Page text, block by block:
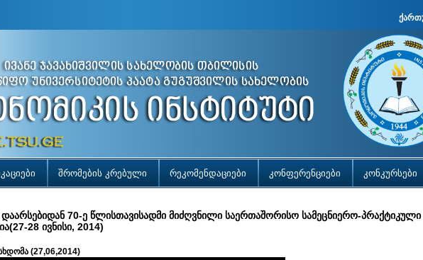
შრომების კრებული რეკომენდაციები კონფერენციები კონკურსები
დაარსებიდან 70-ე წლისთავისადმი მიძღვნილი საერთაშორისო სამეცნიერო-პრაქტიკული
28 ივნისი, 2014)
(27,06,2014)